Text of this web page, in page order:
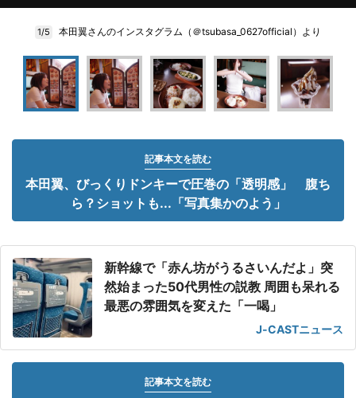
1/5 本田翼さんのインスタグラム（＠tsubasa_0627official）より
記事本文を読む
本田翼、びっくりドンキーで圧巻の「透明感」 腹ち
ら？ショットも...「写真集かのよう」
新幹線で「赤ん坊がうるさいんだよ」突
然始まった50代男性の説教 周囲も呆れる
最悪の雰囲気を変えた「一喝」
J-CASTニュース
記事本文を読む